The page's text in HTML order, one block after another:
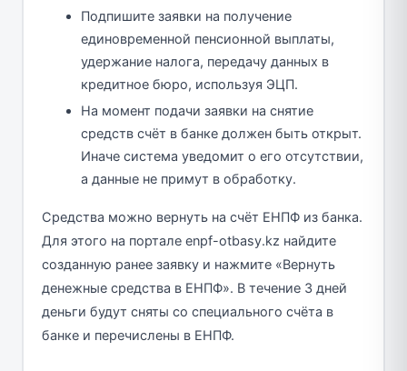
Подпишите заявки на получение
единовременной пенсионной выплаты,
удержание налога, передачу данных в
кредитное бюро, используя ЭЦП.
На момент подачи заявки на снятие
средств счёт в банке должен быть открыт.
Иначе система уведомит о его отсутствии,
а данные не примут в обработку.
Средства можно вернуть на счёт ЕНПФ из банка.
Для этого на портале enpf-otbasy.kz найдите
созданную ранее заявку и нажмите «Вернуть
денежные средства в ЕНПФ». В течение 3 дней
деньги будут сняты со специального счёта в
банке и перечислены в ЕНПФ.